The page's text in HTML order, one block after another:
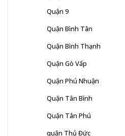
Quận 9
Quận Bình Tân
Quận Bình Thạnh
Quận Gò Vấp
Quận Phú Nhuận
Quận Tân Bình
Quận Tân Phú
quận Thủ Đức